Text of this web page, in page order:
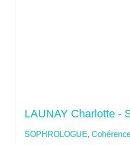
LAUNAY Charlotte -
SOPHROLOGUE,